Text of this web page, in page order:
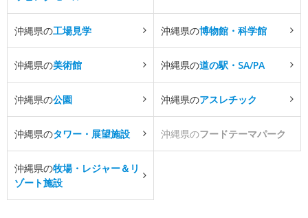
沖縄県の工場見学 沖縄県の博物館・科学館
沖縄県の美術館 沖縄県の道の駅・SA/PA
沖縄県の公園 沖縄県のアスレチック
沖縄県のタワー・展望施設 沖縄県のフードテーマパーク
沖縄県の牧場・レジャー＆リ
ゾート施設